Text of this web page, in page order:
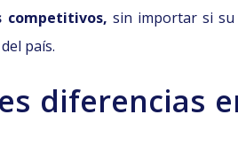
competitivos, sin importar si
país.
diferencias